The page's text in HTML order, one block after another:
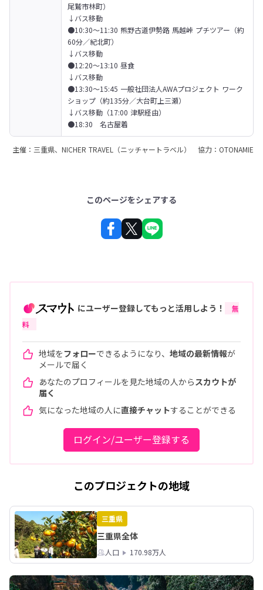
尾鷲市林町）
↓バス移動
●10:30〜11:30 熊野古道伊勢路 馬越峠 プチツアー（約
60分／紀北町）
↓バス移動
●12:20〜13:10 昼食
↓バス移動
●13:30〜15:45 一般社団法人AWAプロジェクト ワーク
ショップ（約135分／大台町上三瀬）
↓バス移動（17:00 津駅経由）
●18:30　名古屋着
主催：三重県、NICHER TRAVEL（ニッチャートラベル） 協力：OTONAMIE
このページをシェアする
にユーザー登録してもっと活用しよう！
無
料
地域をフォローできるようになり、 地域の最新情報が
メールで届く
あなたのプロフィールを見た地域の人から スカウトが
届く
気になった地域の人に直接チャットすることができる
ログイン/ユーザー登録する
このプロジェクトの地域
三重県
三重県全体
人口 170.98万人